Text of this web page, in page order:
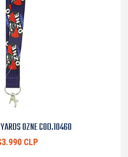
OZNE COD.10460
CLP